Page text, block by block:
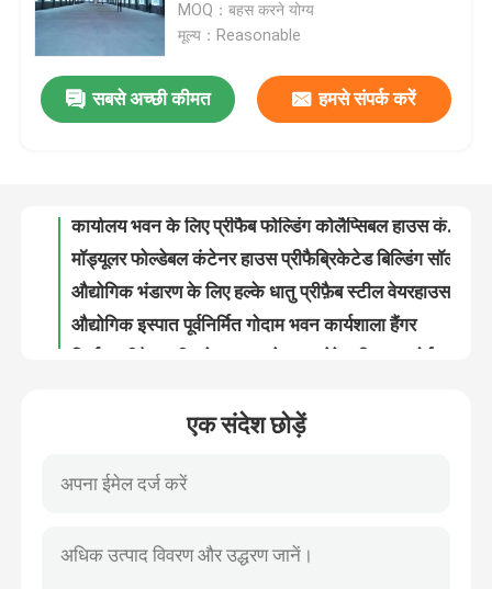
उत्पादों
हमारे बारे में
गुणवत्ता नियंत्रण
संपर्क करें
MOQ：बहस करने योग्य
मूल्य：Reasonable
सबसे अच्छी कीमत हमसे संपर्क करें
इंसुलेटेड स्टील प्रीफैब फोल्डिंग कंटेनर हाउस कोलैप्सिबल कंटेनर होम
औद्योगिक इस्पात पूर्वनिर्मित गोदाम भवन कार्यशाला हैंगर
निर्माण प्रीफ़ैब स्टील वेयरहाउस मेटल स्टोरेज सिस्टम ओईएम
एक संदेश छोड़ें